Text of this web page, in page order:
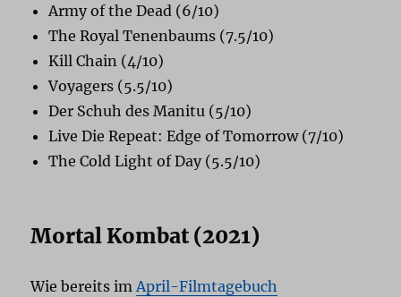
Army of the Dead (6/10)
The Royal Tenenbaums (7.5/10)
Kill Chain (4/10)
Voyagers (5.5/10)
Der Schuh des Manitu (5/10)
Live Die Repeat: Edge of Tomorrow (7/10)
The Cold Light of Day (5.5/10)
Mortal Kombat (2021)
Wie bereits im April-Filmtagebuch